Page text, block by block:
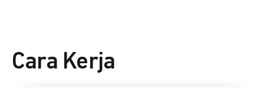
Cara Kerja